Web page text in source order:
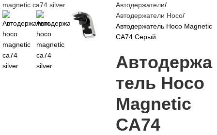
Автодержатели
Автодержатели Hoco
Автодержатель Hoco Magnetic
CA74 Серый
Автодержа
тель Hoco
Magnetic
CA74